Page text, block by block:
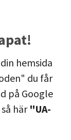
hemsida
du får
på Google
här "UA-